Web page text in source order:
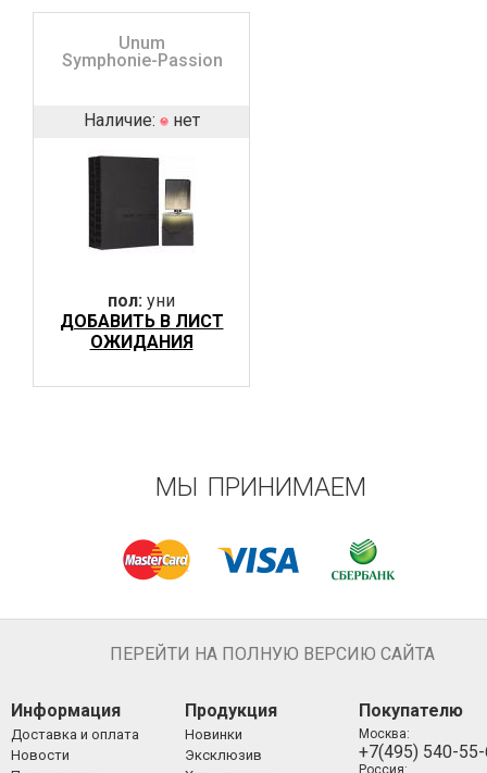
Unum
Symphonie-Passion
Наличие: нет
пол: уни
ДОБАВИТЬ В ЛИСТ
ОЖИДАНИЯ
МЫ ПРИНИМАЕМ
ПЕРЕЙТИ НА ПОЛНУЮ ВЕРСИЮ САЙТА
Информация
Доставка и оплата
Новости
Продукция
Новинки
Эксклюзив
Покупателю
Москва:
+7(495) 540-
Россия: